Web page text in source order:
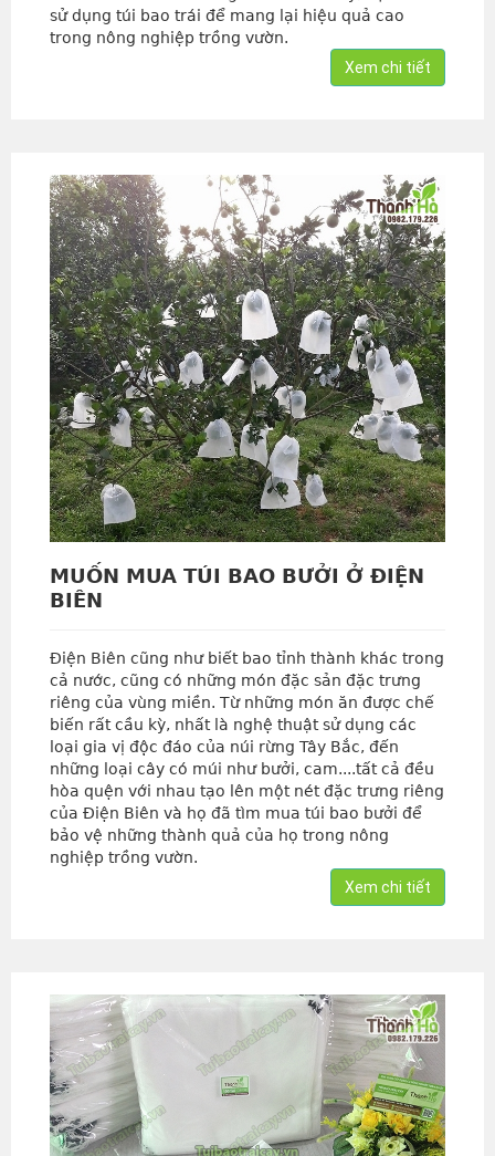
sử dụng túi bao trái để mang lại hiệu quả cao
trong nông nghiệp trồng vườn.
Xem chi tiết
MUỐN MUA TÚI BAO BƯỞI Ở ĐIỆN
BIÊN
Điện Biên cũng như biết bao tỉnh thành khác trong
cả nước, cũng có những món đặc sản đặc trưng
riêng của vùng miền. Từ những món ăn được chế
biến rất cầu kỳ, nhất là nghệ thuật sử dụng các
loại gia vị độc đáo của núi rừng Tây Bắc, đến
những loại cây có múi như bưởi, cam....tất cả đều
hòa quện với nhau tạo lên một nét đặc trưng riêng
của Điện Biên và họ đã tìm mua túi bao bưởi để
bảo vệ những thành quả của họ trong nông
nghiệp trồng vườn.
Xem chi tiết